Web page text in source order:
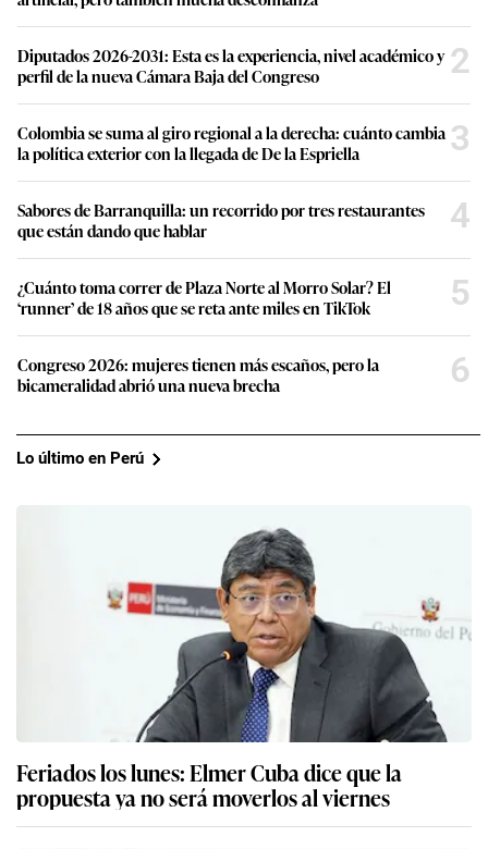
Diputados 2026-2031: Esta es la experiencia, nivel académico y
perfil de la nueva Cámara Baja del Congreso
2
Colombia se suma al giro regional a la derecha: cuánto cambia
la política exterior con la llegada de De la Espriella
3
Sabores de Barranquilla: un recorrido por tres restaurantes
que están dando que hablar
4
¿Cuánto toma correr de Plaza Norte al Morro Solar? El
‘runner’ de 18 años que se reta ante miles en TikTok
5
Congreso 2026: mujeres tienen más escaños, pero la
bicameralidad abrió una nueva brecha
6
Lo último en Perú
Feriados los lunes: Elmer Cuba dice que la
propuesta ya no será moverlos al viernes